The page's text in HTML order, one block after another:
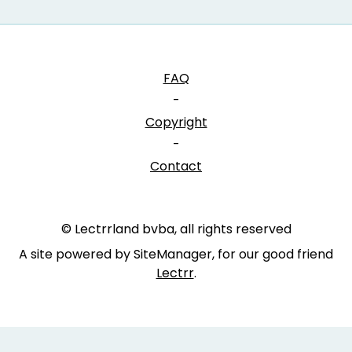
FAQ
-
Copyright
-
Contact
© Lectrrland bvba, all rights reserved
A site powered by SiteManager, for our good friend
Lectrr.